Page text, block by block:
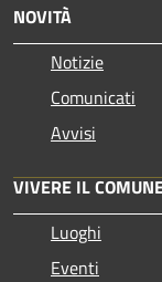
NOVITÀ
Notizie
Comunicati
Avvisi
VIVERE IL
Luoghi
Eventi